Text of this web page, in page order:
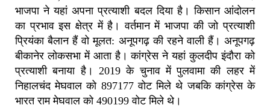
भाजपा ने यहां अपना प्रत्याशी बदल दिया है। किसान आंदोलन
का प्रभाव इस क्षेत्र में है। वर्तमान में भाजपा की जो प्रत्याशी
प्रियंका बैलान हैं वो मूलत: अनूपगढ़ की रहने वाली हैं। अनूपगढ़
बीकानेर लोकसभा में आता है। कांग्रेस ने यहां कुलदीप इंदौरा को
प्रत्याशी बनाया है। 2019 के चुनाव में पुलवामा की लहर में
निहालचंद मेघवाल को 897177 वोट मिले थे जबकि कांग्रेस के
भारत राम मेघवाल को 490199 वोट मिले थे।